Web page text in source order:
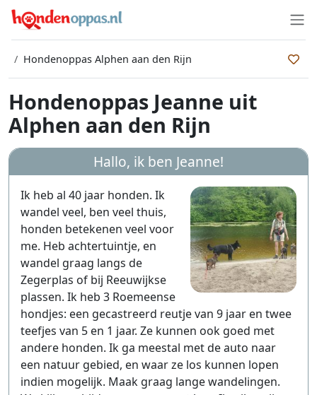
Hondenoppas Alphen aan den Rijn
Hondenoppas Jeanne uit
Alphen aan den Rijn
Hallo, ik ben Jeanne!
Ik heb al 40 jaar honden. Ik
wandel veel, ben veel thuis,
honden betekenen veel voor
me. Heb achtertuintje, en
wandel graag langs de
Zegerplas of bij Reeuwijkse
plassen. Ik heb 3 Roemeense
hondjes: een gecastreerd reutje van 9 jaar en twee
teefjes van 5 en 1 jaar. Ze kunnen ook goed met
andere honden. Ik ga meestal met de auto naar
een natuur gebied, en waar ze los kunnen lopen
indien mogelijk. Maak graag lange wandelingen.